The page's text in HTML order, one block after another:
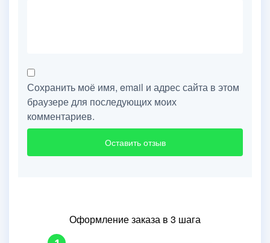
Сохранить моё имя, email и адрес сайта в этом
браузере для последующих моих
комментариев.
Оформление заказа в 3 шага